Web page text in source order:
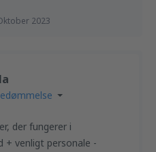
2023
der fungerer i
+ venligt personale -